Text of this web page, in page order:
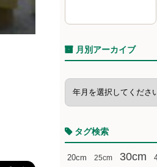
月別アーカイブ
タグ検索
20cm 25cm 30cm